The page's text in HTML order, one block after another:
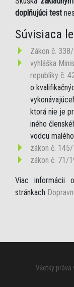
doplňujúci test
Súvisiaca
Zákon č.
vyhláška
republiky č.
o
ktorá nie je
iného
vodcu
zákon č.
zákon č. 71/
Viac informácii
stránkach
Všetky práva